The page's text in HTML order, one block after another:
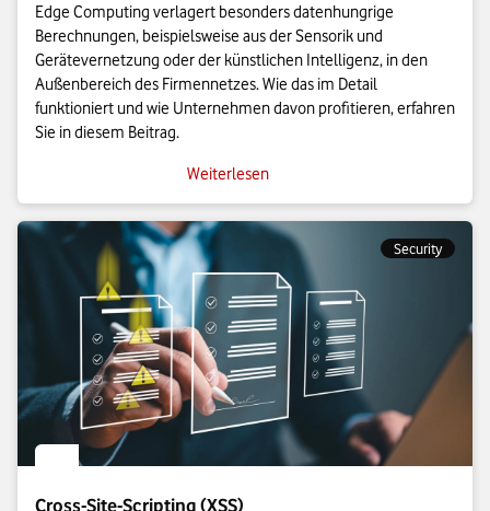
Edge Computing verlagert besonders datenhungrige
Berechnungen, beispielsweise aus der Sensorik und
Gerätevernetzung oder der künstlichen Intelligenz, in den
Außenbereich des Firmennetzes. Wie das im Detail
funktioniert und wie Unternehmen davon profitieren, erfahren
Sie in diesem Beitrag.
Weiterlesen
Security
Cross-Site-Scripting (XSS)